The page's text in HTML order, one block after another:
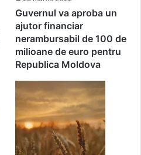
Guvernul va aproba un
ajutor financiar
nerambursabil de 100 de
milioane de euro pentru
Republica Moldova